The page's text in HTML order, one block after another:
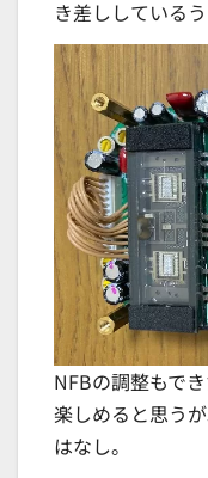
き差ししている
NFBの調整もで
楽しめると思う
はなし。